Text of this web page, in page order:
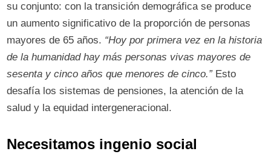
su conjunto: con la transición demográfica se produce
un aumento significativo de la proporción de personas
mayores de 65 años. “Hoy por primera vez en la historia
de la humanidad hay más personas vivas mayores de
sesenta y cinco años que menores de cinco.” Esto
desafía los sistemas de pensiones, la atención de la
salud y la equidad intergeneracional.
Necesitamos ingenio social